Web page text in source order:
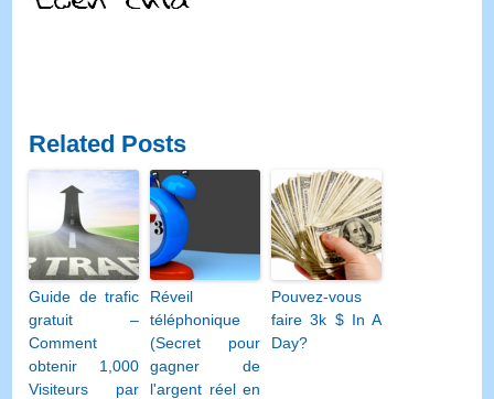
Related Posts
Guide de trafic
gratuit –
Comment
obtenir 1,000
Visiteurs par
Réveil
téléphonique
(Secret pour
gagner de
l'argent réel en
Pouvez-vous
faire 3k $ In A
Day?